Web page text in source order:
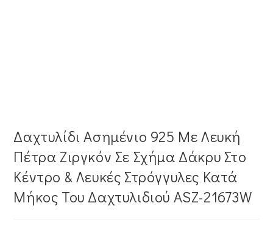
Δαχτυλίδι Ασημένιο 925 Με Λευκή
Πέτρα Ζιργκόν Σε Σχήμα Δάκρυ Στο
Κέντρο & Λευκές Στρόγγυλες Κατά
Μήκος Του Δαχτυλιδιού ASZ-21673W